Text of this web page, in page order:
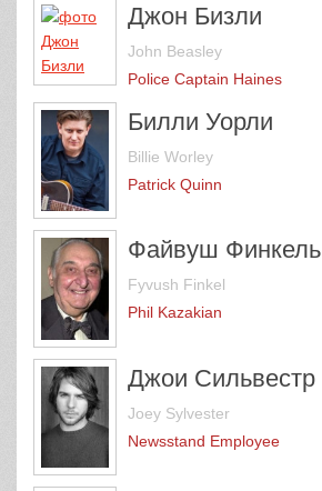
Джон Бизли
John Beasley
Police Captain Haines
Билли Уорли
Billie Worley
Patrick Quinn
Файвуш Финкель
Fyvush Finkel
Phil Kazakian
Джои Сильвестр
Joey Sylvester
Newsstand Employee